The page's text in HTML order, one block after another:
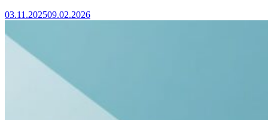
03.11.202509.02.2026